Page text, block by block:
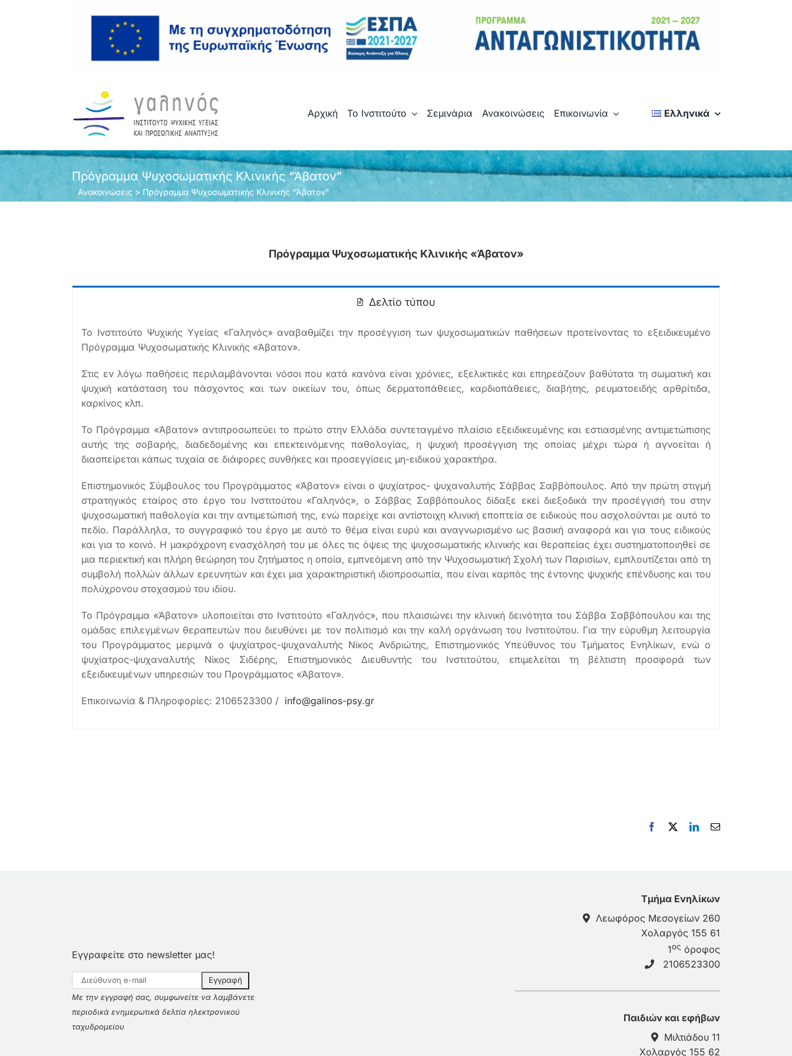
Αρχική Το Ινστιτούτο Σεμινάρια Ανακοινώσεις Επικοινωνία Ελληνικά
Πρόγραμμα Ψυχοσωματικής Κλινικής “Άβατον”
Ανακοινώσεις > Πρόγραμμα Ψυχοσωματικής Κλινικής “Άβατον”
Πρόγραμμα Ψυχοσωματικής Κλινικής «Άβατον»
Δελτίο τύπου
Το Ινστιτούτο Ψυχικής Υγείας «Γαληνός» αναβαθμίζει την προσέγγιση των ψυχοσωματικών παθήσεων προτείνοντας το εξειδικευμένο
Πρόγραμμα Ψυχοσωματικής Κλινικής «Άβατον».
Στις εν λόγω παθήσεις περιλαμβάνονται νόσοι που κατά κανόνα είναι χρόνιες, εξελικτικές και επηρεάζουν βαθύτατα τη σωματική και
ψυχική κατάσταση του πάσχοντος και των οικείων του, όπως δερματοπάθειες, καρδιοπάθειες, διαβήτης, ρευματοειδής αρθρίτιδα,
καρκίνος κλπ.
Το Πρόγραμμα «Άβατον» αντιπροσωπεύει το πρώτο στην Ελλάδα συντεταγμένο πλαίσιο εξειδικευμένης και εστιασμένης αντιμετώπισης
αυτής της σοβαρής, διαδεδομένης και επεκτεινόμενης παθολογίας, η ψυχική προσέγγιση της οποίας μέχρι τώρα ή αγνοείται ή
διασπείρεται κάπως τυχαία σε διάφορες συνθήκες και προσεγγίσεις μη-ειδικού χαρακτήρα.
Επιστημονικός Σύμβουλος του Προγράμματος «Άβατον» είναι ο ψυχίατρος- ψυχαναλυτής Σάββας Σαββόπουλος. Από την πρώτη στιγμή
στρατηγικός εταίρος στο έργο του Ινστιτούτου «Γαληνός», ο Σάββας Σαββόπουλος δίδαξε εκεί διεξοδικά την προσέγγισή του στην
ψυχοσωματική παθολογία και την αντιμετώπισή της, ενώ παρείχε και αντίστοιχη κλινική εποπτεία σε ειδικούς που ασχολούνται με αυτό το
πεδίο. Παράλληλα, το συγγραφικό του έργο με αυτό το θέμα είναι ευρύ και αναγνωρισμένο ως βασική αναφορά και για τους ειδικούς
και για το κοινό. Η μακρόχρονη ενασχόλησή του με όλες τις όψεις της ψυχοσωματικής κλινικής και θεραπείας έχει συστηματοποιηθεί σε
μια περιεκτική και πλήρη θεώρηση του ζητήματος η οποία, εμπνεόμενη από την Ψυχοσωματική Σχολή των Παρισίων, εμπλουτίζεται από τη
συμβολή πολλών άλλων ερευνητών και έχει μια χαρακτηριστική ιδιοπροσωπία, που είναι καρπός της έντονης ψυχικής επένδυσης και του
πολύχρονου στοχασμού του ιδίου.
Το Πρόγραμμα «Άβατον» υλοποιείται στο Ινστιτούτο «Γαληνός», που πλαισιώνει την κλινική δεινότητα του Σάββα Σαββόπουλου και της
ομάδας επιλεγμένων θεραπευτών που διευθύνει με τον πολιτισμό και την καλή οργάνωση του Ινστιτούτου. Για την εύρυθμη λειτουργία
του Προγράμματος μεριμνά ο ψυχίατρος-ψυχαναλυτής Νίκος Ανδριώτης, Επιστημονικός Υπεύθυνος του Τμήματος Ενηλίκων, ενώ ο
ψυχίατρος-ψυχαναλυτής Νίκος Σιδέρης, Επιστημονικός Διευθυντής του Ινστιτούτου, επιμελείται τη βέλτιστη προσφορά των
εξειδικευμένων υπηρεσιών του Προγράμματος «Άβατον».
Επικοινωνία & Πληροφορίες: 2106523300 / info@galinos-psy.gr
Facebook LinkedInEmail
Εγγραφείτε στο newsletter μας!
Με την εγγραφή σας, συμφωνείτε να λαμβάνετε
περιοδικά ενημερωτικά δελτία ηλεκτρονικού
ταχυδρομείου
Τμήμα Ενηλίκων
Λεωφόρος Μεσογείων 260
Χολαργός 155 61
1ος όροφος
2106523300
Παιδιών και εφήβων
Μιλτιάδου 11
Χολαργός 155 62